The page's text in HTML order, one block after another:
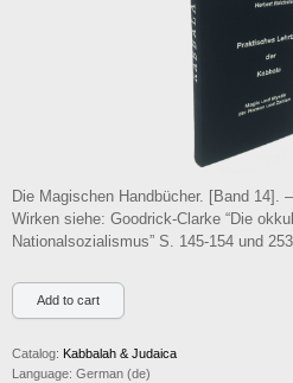
Die Magischen Handbücher. [Band 14].
Wirken siehe: Goodrick-Clarke “Die
Nationalsozialismus” S. 145-154 und
Catalog: Kabbalah & Judaica
Language: German (de)